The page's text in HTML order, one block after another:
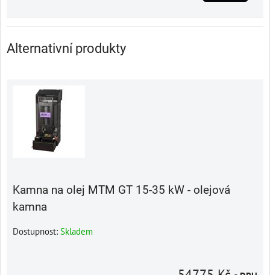
Alternativní produkty
Kamna na olej MTM GT 15-35 kW - olejová
kamna
Dostupnost: Skladem